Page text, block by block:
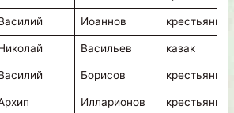
Иоаннов крестьянин
Васильев казак
Борисов крестьянин
Илларионов крестьянин